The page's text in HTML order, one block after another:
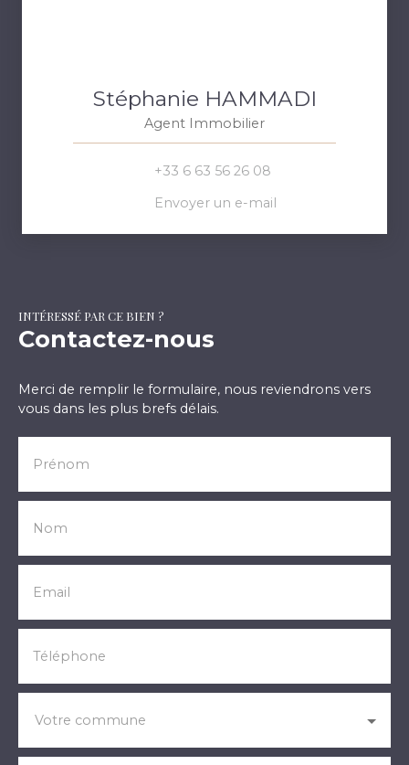
Stéphanie HAMMADI
Agent Immobilier
+33 6 63 56 26 08
Envoyer un e-mail
INTÉRESSÉ PAR CE BIEN ?
Contactez-nous
Merci de remplir le formulaire, nous reviendrons vers
vous dans les plus brefs délais.
Prénom
Nom
Email
Téléphone
Votre commune